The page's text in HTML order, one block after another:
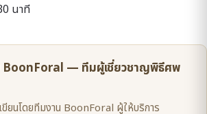
นาที
BoonForal — ทีมผู้เชี่ยวชาญพิธีศพ
ขียนโดยทีมงาน BoonForal ผู้ให้บริการ